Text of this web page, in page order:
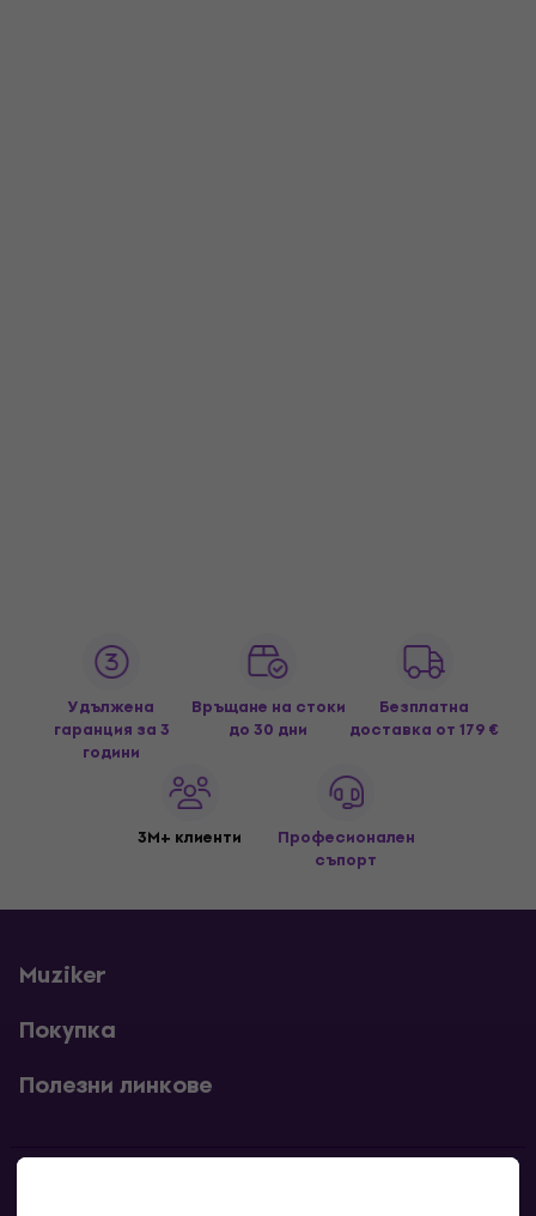
Удължена
гаранция за 3
години
Връщане на стоки
до 30 дни
Безплатна
доставка от 179 €
3M+ клиенти
Професионален
съпорт
Muziker
Покупка
Полезни линкове